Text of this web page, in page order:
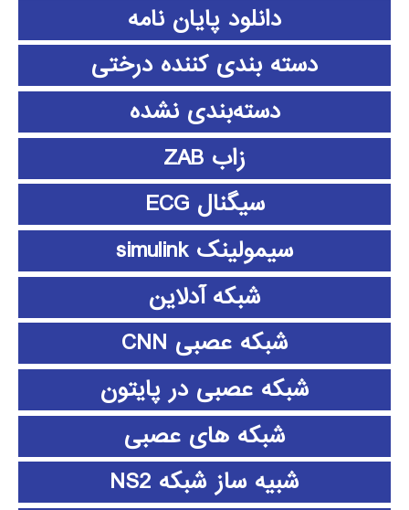
دانلود پايان نامه
دسته بندی کننده درختی
دسته‌بندی نشده
زاب ZAB
سیگنال ECG
سیمولینک simulink
شبکه آدلاین
شبکه عصبی CNN
شبکه عصبی در پایتون
شبکه های عصبی
شبیه ساز شبکه NS2